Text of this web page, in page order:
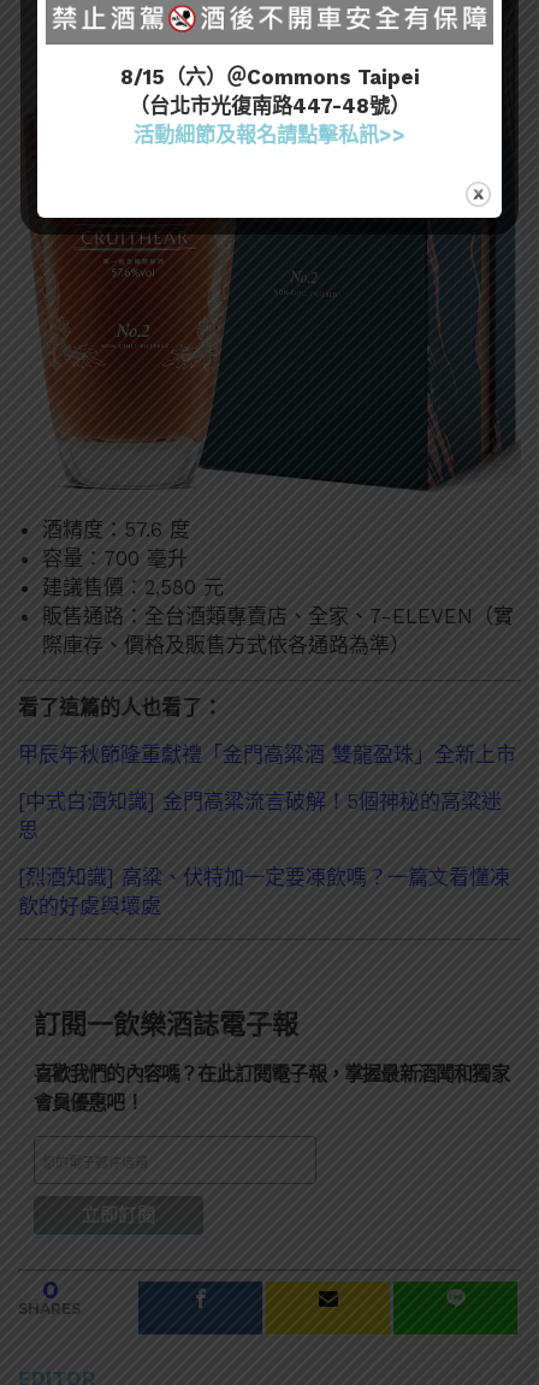
酒精度：57.6 度
容量：700 毫升
建議售價：2,580 元
販售通路：全台酒類專賣店、全家、7-ELEVEN（實
際庫存、價格及販售方式依各通路為準）
看了這篇的人也看了：
甲辰年秋節隆重獻禮「金門高粱酒 雙龍盈珠」全新上市
[中式白酒知識] 金門高粱流言破解！5個神秘的高粱迷
思
[烈酒知識] 高粱、伏特加一定要凍飲嗎？一篇文看懂凍
飲的好處與壞處
訂閱一飲樂酒誌電子報
喜歡我們的內容嗎？在此訂閱電子報，掌握最新酒聞和獨家
會員優惠吧！
0
SHARES
EDITOR
8/15（六）＠Commons Taipei
（台北市光復南路447-48號）
活動細節及報名請點擊私訊>>